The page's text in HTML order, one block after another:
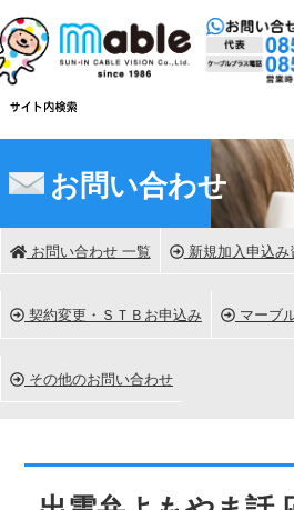
お問い合わせ
お問い合わせ 一覧 新規加入申込み
契約変更・ＳＴＢお申込み マーブ
その他のお問い合わせ